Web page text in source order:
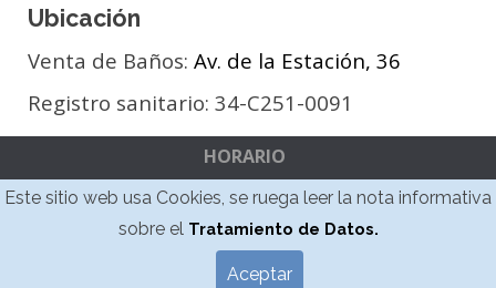
Ubicación
Venta de Baños: Av. de la Estación, 36
Registro sanitario: 34-C251-0091
Política de cookies.
Políticas de privacidad.
Ⓛ a Ⓙ: 10:00 a 14:00 / 16:00 a 20:00
HORARIO
Ⓥ: 9:00 a 16:00
Este sitio web usa Cookies, se ruega leer la nota informativa
sobre el Tratamiento de Datos.
Aceptar